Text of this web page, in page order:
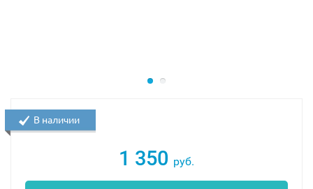
1 350 руб.
В наличии